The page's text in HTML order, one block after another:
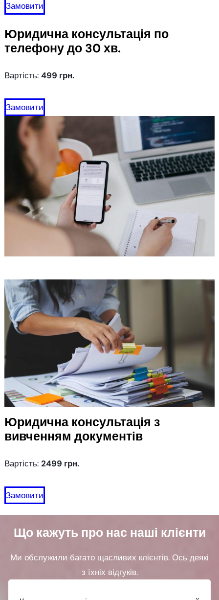
Замовити
Юридична консультація по
телефону до 30 хв.
Вартість: 499 грн.
Замовити
Юридична консультація з
вивченням документів
Вартість: 2499 грн.
Замовити
Що кажуть про нас наші клієнти
Ми обслужили багато щасливих клієнтів. Ось деякі
з їхніх відгуків.